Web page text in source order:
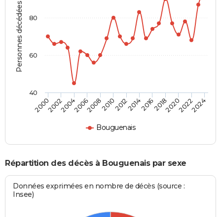
Personnes décédées
Bouguenais
2000200220042006200820102012201420162018202020222024
40
60
80
Répartition des décès à Bouguenais par sexe
Données exprimées en nombre de décès (source :
Insee)